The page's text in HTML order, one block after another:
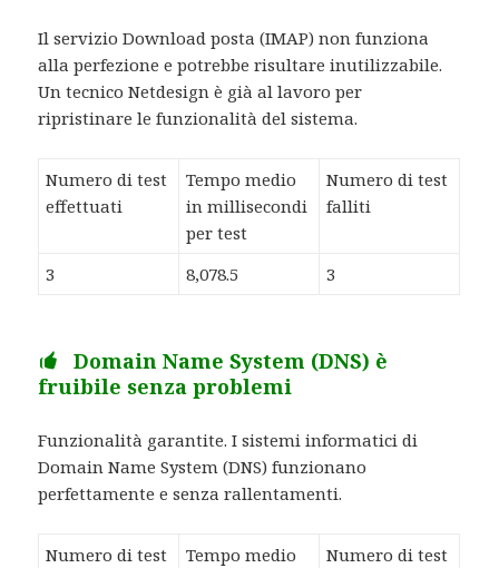
Il servizio Download posta (IMAP) non funziona
alla perfezione e potrebbe risultare inutilizzabile.
Un tecnico Netdesign è già al lavoro per
ripristinare le funzionalità del sistema.
Numero di test
effettuati
Tempo medio
in millisecondi
per test
Numero di test
falliti
3 8,078.5 3
Domain Name System (DNS) è
fruibile senza problemi
Funzionalità garantite. I sistemi informatici di
Domain Name System (DNS) funzionano
perfettamente e senza rallentamenti.
Numero di test
Tempo medio
Numero di test